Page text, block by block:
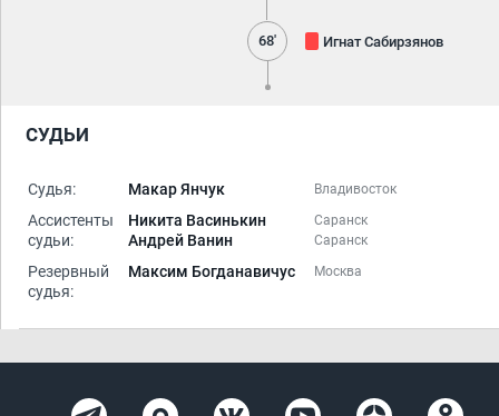
68' Игнат Сабирзянов
СУДЬИ
Судья: Макар Янчук Владивосток
Ассистенты
судьи:
Никита Васинькин Саранск
Андрей Ванин Саранск
Резервный
судья:
Максим Богданавичус Москва